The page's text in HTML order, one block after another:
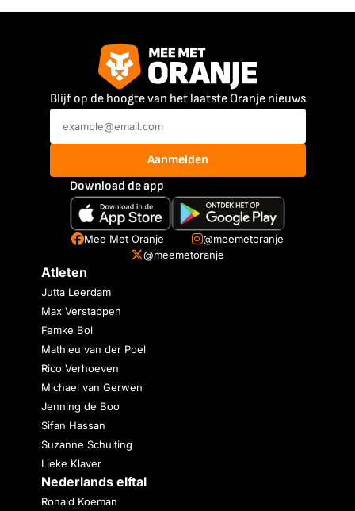
Blijf op de hoogte van het laatste Oranje nieuws
Aanmelden
Download de app
Mee Met Oranje
@meemetoranje
@meemetoranje
Atleten
Jutta Leerdam
Max Verstappen
Femke Bol
Mathieu van der Poel
Rico Verhoeven
Michael van Gerwen
Jenning de Boo
Sifan Hassan
Suzanne Schulting
Lieke Klaver
Nederlands elftal
Ronald Koeman